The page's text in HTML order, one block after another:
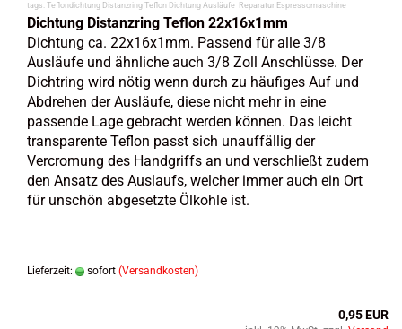
tags: Teflondichtung Distanzring Teflon Dichtung Ausläufe Reparatur Espressomaschine
Dichtung Distanzring Teflon 22x16x1mm
Dichtung ca. 22x16x1mm. Passend für alle 3/8
Ausläufe und ähnliche auch 3/8 Zoll Anschlüsse. Der
Dichtring wird nötig wenn durch zu häufiges Auf und
Abdrehen der Ausläufe, diese nicht mehr in eine
passende Lage gebracht werden können. Das leicht
transparente Teflon passt sich unauffällig der
Vercromung des Handgriffs an und verschließt zudem
den Ansatz des Auslaufs, welcher immer auch ein Ort
für unschön abgesetzte Ölkohle ist.
Lieferzeit: sofort (Versandkosten)
0,95 EUR